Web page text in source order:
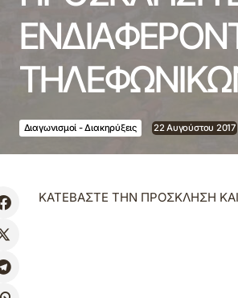
Διαγωνισμοί - Διακηρύξεις 22 Αυγούστου 2017
ΚΑΤΕΒΑΣΤΕ ΤΗΝ ΠΡΟΣΚΛΗΣΗ